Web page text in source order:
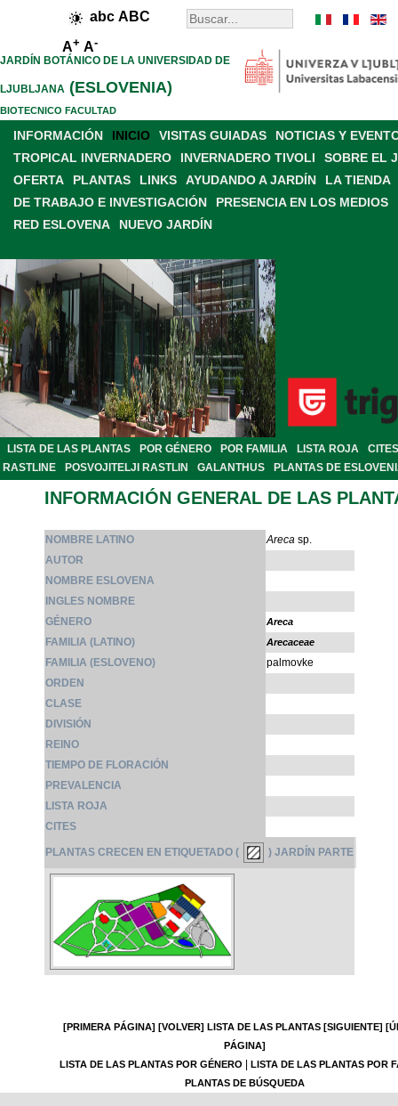
abc ABC
A+ A-
JARDÍN BOTÁNICO DE LA UNIVERSIDAD DE
LJUBLJANA (ESLOVENIA)
BIOTECNICO FACULTAD
INFORMACIÓN INICIO VISITAS GUIADAS
NOTICIAS Y
TROPICAL INVERNADERO
INVERNADERO TIVOLI
SOBRE EL
OFERTA
PLANTAS LINKS AYUDANDO A JARDÍN
LA TIENDA
DE TRABAJO E INVESTIGACIÓN
PRESENCIA EN LOS MEDIOS
RED ESLOVENA
NUEVO JARDÍN
LISTA DE LAS PLANTAS POR GÉNERO POR FAMILIA LISTA ROJA
CITES
RASTLINE
POSVOJITELJI RASTLIN GALANTHUS PLANTAS DE
INFORMACIÓN GENERAL DE LAS
NOMBRE LATINO Areca sp.
AUTOR
NOMBRE ESLOVENA
INGLES NOMBRE
GÉNERO
Areca
FAMILIA (LATINO) Arecaceae
FAMILIA (ESLOVENO)
palmovke
ORDEN
CLASE
DIVISIÓN
REINO
TIEMPO DE FLORACIÓN
PREVALENCIA
LISTA ROJA
CITES
PLANTAS CRECEN EN ETIQUETADO ( ) JARDÍN PARTE
[PRIMERA PÁGINA] [VOLVER] LISTA DE LAS PLANTAS [SIGUIENTE]
PÁGINA]
LISTA DE LAS PLANTAS POR GÉNERO
LISTA DE LAS PLANTAS POR
PLANTAS DE BÚSQUEDA